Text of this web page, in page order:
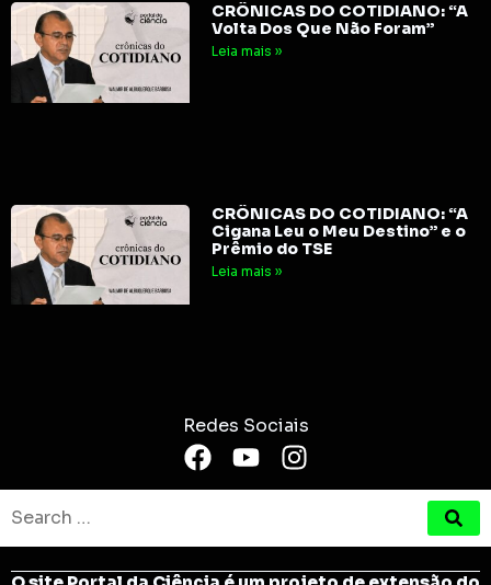
CRÔNICAS DO COTIDIANO: “A
Volta Dos Que Não Foram”
Leia mais »
CRÔNICAS DO COTIDIANO: “A
Cigana Leu o Meu Destino” e o
Prêmio do TSE
Leia mais »
Redes Sociais